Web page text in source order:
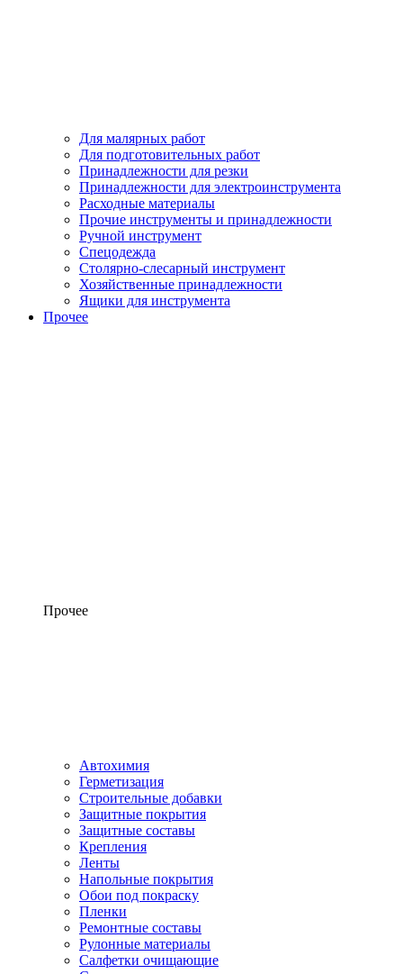
Для малярных работ
Для подготовительных работ
Принадлежности для резки
Принадлежности для электроинструмента
Расходные материалы
Прочие инструменты и принадлежности
Ручной инструмент
Спецодежда
Столярно-слесарный инструмент
Хозяйственные принадлежности
Ящики для инструмента
Прочее
Прочее
Автохимия
Герметизация
Строительные добавки
Защитные покрытия
Защитные составы
Крепления
Ленты
Напольные покрытия
Обои под покраску
Пленки
Ремонтные составы
Рулонные материалы
Салфетки очищающие